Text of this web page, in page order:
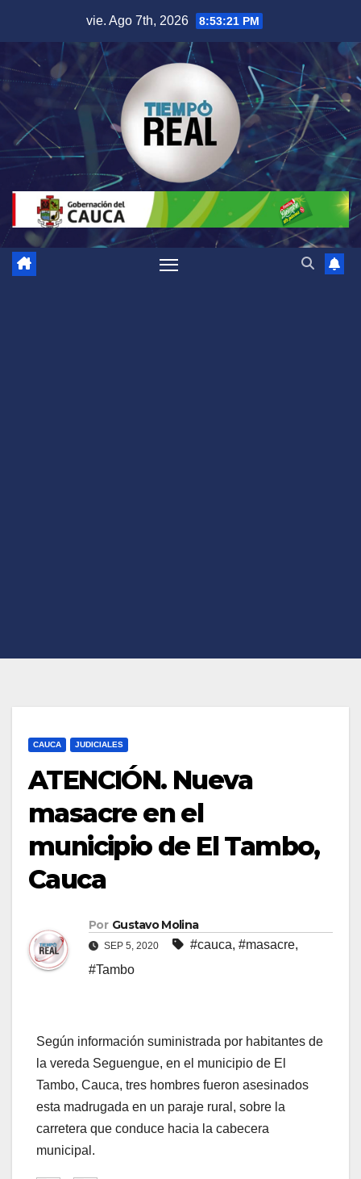
contenido
vie. Ago 7th, 2026 8:53:22 PM
CAUCA JUDICIALES
ATENCIÓN. Nueva
masacre en el
municipio de El Tambo,
Cauca
Por Gustavo Molina
SEP 5, 2020 #cauca, #masacre,
#Tambo
Según información suministrada por habitantes de
la vereda Seguengue, en el municipio de El
Tambo, Cauca, tres hombres fueron asesinados
esta madrugada en un paraje rural, sobre la
carretera que conduce hacia la cabecera
municipal.